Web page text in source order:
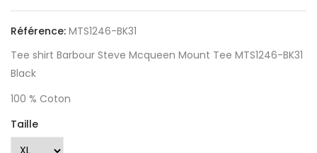
Référence: MTS1246-BK31
Tee shirt Barbour Steve Mcqueen Mount Tee MTS1246-BK31
Black
100 % Coton
Taille